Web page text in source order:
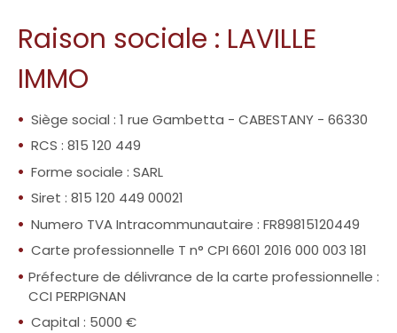
Raison sociale : LAVILLE
IMMO
Siège social : 1 rue Gambetta - CABESTANY - 66330
RCS : 815 120 449
Forme sociale : SARL
Siret : 815 120 449 00021
Numero TVA Intracommunautaire : FR89815120449
Carte professionnelle T n° CPI 6601 2016 000 003 181
Préfecture de délivrance de la carte professionnelle :
CCI PERPIGNAN
Capital : 5000 €